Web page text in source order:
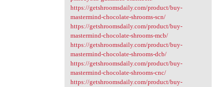
https://getshroomsdaily.com/product/buy-
mastermind-chocolate-shrooms-scn/
https://getshroomsdaily.com/product/buy-
mastermind-chocolate-shrooms-mcb/
https://getshroomsdaily.com/product/buy-
mastermind-chocolate-shrooms-dcb/
https://getshroomsdaily.com/product/buy-
mastermind-chocolate-shrooms-cnc/
https://getshroomsdaily.com/product/buy-